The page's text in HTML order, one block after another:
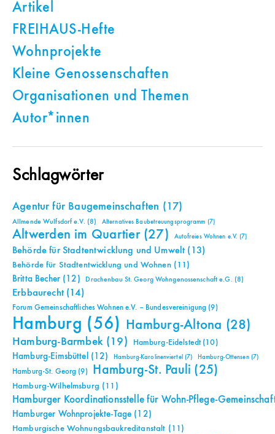
Artikel
FREIHAUS-Hefte
Wohnprojekte
Kleine Genossenschaften
Organisationen und Themen
Autor*innen
Schlagwörter
Agentur für Baugemeinschaften (17)
Allmende Wulfsdorf e.V. (8) Alternatives Baubetreuungsprogramm (7)
Altwerden im Quartier(27) Autofreies Wohnen e.V. (7)
Behörde für Stadtentwicklung und Umwelt (13)
Behörde für Stadtentwicklung und Wohnen(11)
Britta Becher(12) Drachenbau St. Georg Wohngenossenschaft e.G. (8)
Erbbaurecht(14)
Forum Gemeinschaftliches Wohnen e.V. – Bundesvereinigung (9)
Hamburg (56) Hamburg-Altona (28)
Hamburg-Barmbek(19) Hamburg-Eidelstedt(10)
Hamburg-Eimsbüttel (12) Hamburg-Karolinenviertel (7) Hamburg-Ottensen(7)
Hamburg-St. Georg (9) Hamburg-St. Pauli (25)
Hamburg-Wilhelmsburg (11)
Hamburger Koordinationsstelle für Wohn-Pflege-
Hamburger Wohnprojekte-Tage (12)
Hamburgische Wohnungsbaukreditanstalt (11)